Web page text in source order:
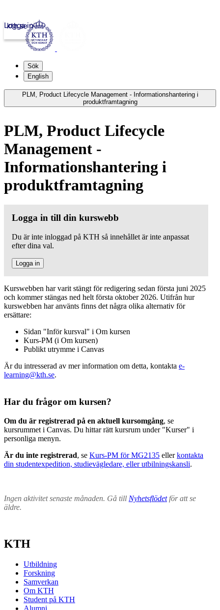
kth.se
Logga in
Sök
English
PLM, Product Lifecycle Management - Informationshantering i
produktframtagning
PLM, Product Lifecycle
Management -
Informationshantering i
produktframtagning
Logga in till din kurswebb
Du är inte inloggad på KTH så innehållet är inte anpassat
efter dina val.
Logga in
Kurswebben har varit stängt för redigering sedan första juni 2025
och kommer stängas ned helt första oktober 2026. Utifrån hur
kurswebben har använts finns det några olika alternativ för
ersättare:
Sidan "Inför kursval" i Om kursen
Kurs-PM (i Om kursen)
Publikt utrymme i Canvas
Är du intresserad av mer information om detta, kontakta e-
learning@kth.se.
Har du frågor om kursen?
Om du är registrerad på en aktuell kursomgång, se
kursrummet i Canvas. Du hittar rätt kursrum under "Kurser" i
personliga menyn.
Är du inte registrerad, se Kurs-PM för MG2135 ellerkontakta
din studentexpedition, studievägledare, eller utbilningskansli.
Ingen aktivitet senaste månaden. Gå till Nyhetsflödetför att se
äldre.
KTH
Utbildning
Forskning
Samverkan
Om KTH
Student på KTH